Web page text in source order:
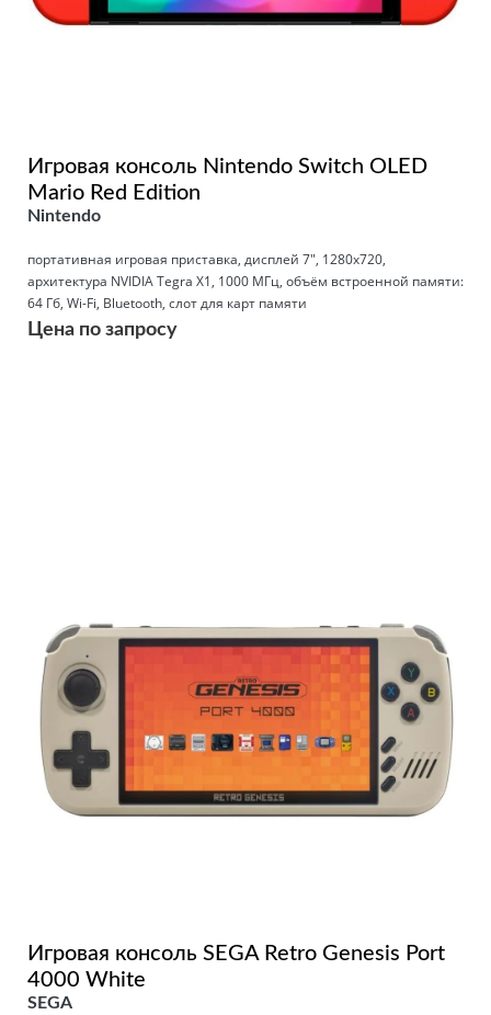
Игровая консоль Nintendo Switch OLED
Mario Red Edition
Nintendo
портативная игровая приставка, дисплей 7", 1280x720,
архитектура NVIDIA Tegra X1, 1000 МГц, объём встроенной памяти:
64 Гб, Wi-Fi, Bluetooth, слот для карт памяти
Цена по запросу
Игровая консоль SEGA Retro Genesis Port
4000 White
SEGA